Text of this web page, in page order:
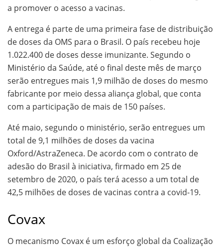
a promover o acesso a vacinas.
A entrega é parte de uma primeira fase de distribuição
de doses da OMS para o Brasil. O país recebeu hoje
1.022.400 de doses desse imunizante. Segundo o
Ministério da Saúde, até o final deste mês de março
serão entregues mais 1,9 milhão de doses do mesmo
fabricante por meio dessa aliança global, que conta
com a participação de mais de 150 países.
Até maio, segundo o ministério, serão entregues um
total de 9,1 milhões de doses da vacina
Oxford/AstraZeneca. De acordo com o contrato de
adesão do Brasil à iniciativa, firmado em 25 de
setembro de 2020, o país terá acesso a um total de
42,5 milhões de doses de vacinas contra a covid-19.
Covax
O mecanismo Covax é um esforço global da Coalização